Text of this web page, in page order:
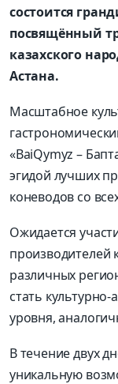
состоится
посвящённый
казахского
Астана.
Масштабное
«BaiQymyz –
эгидой лучших
коневодов со
Ожидается
производителей
различных
стать
уровня,
В течение двух
уникальную